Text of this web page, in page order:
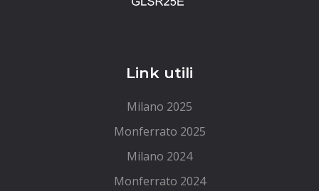
Link utili
Milano 2025
Monferrato 2025
Milano 2024
Monferrato 2024